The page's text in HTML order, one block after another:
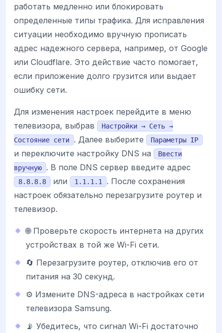
работать медленно или блокировать
определенные типы трафика. Для исправления
ситуации необходимо вручную прописать
адрес надежного сервера, например, от Google
или Cloudflare. Это действие часто помогает,
если приложение долго грузится или выдает
ошибку сети.
Для изменения настроек перейдите в меню
телевизора, выбрав
Настройки → Сеть →
Состояние сети
. Далее выберите Параметры IP
и переключите настройку DNS на
Ввести
вручную
. В поле DNS сервер введите адрес
8.8.8.8 или 1.1.1.1
. После сохранения
настроек обязательно перезагрузите роутер и
телевизор.
🌐 Проверьте скорость интернета на других
устройствах в той же Wi-Fi сети.
🔄 Перезагрузите роутер, отключив его от
питания на 30 секунд.
⚙️ Измените DNS-адреса в настройках сети
телевизора Samsung.
📡 Убедитесь, что сигнал Wi-Fi достаточно